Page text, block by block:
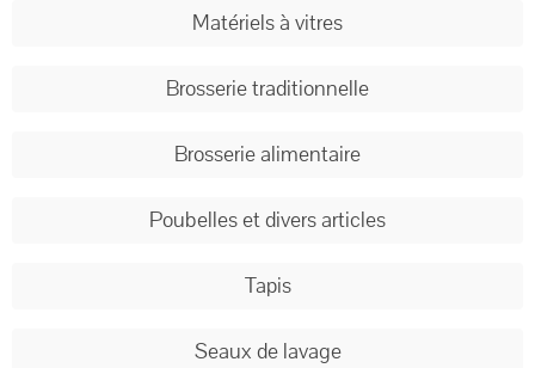
Matériels à vitres
Brosserie traditionnelle
Brosserie alimentaire
Poubelles et divers articles
Tapis
Seaux de lavage